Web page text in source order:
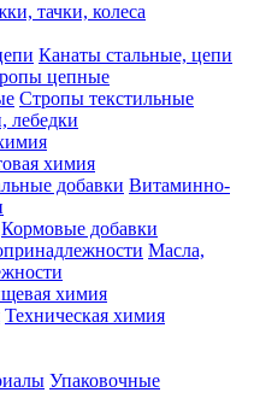
тачки, колеса
Канаты стальные, цепи
цепные
Стропы текстильные
лебедки
химия
Витаминно-
Кормовые добавки
Масла,
химия
Техническая химия
Упаковочные